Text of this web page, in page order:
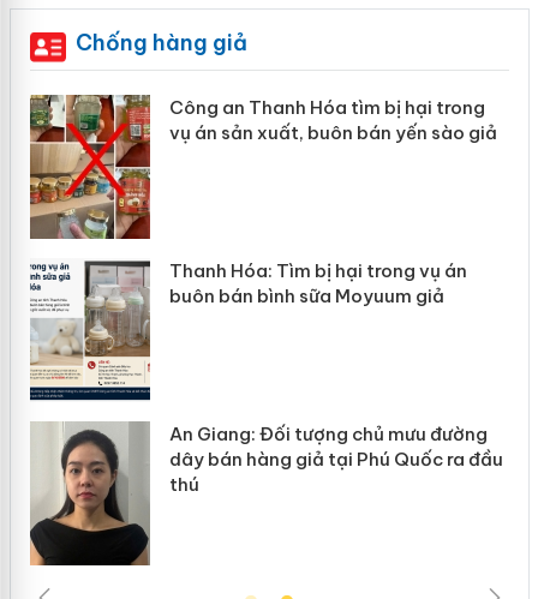
Chống hàng giả
Công an Thanh Hóa tìm bị hại trong
vụ án sản xuất, buôn bán yến sào giả
Thanh Hóa: Tìm bị hại trong vụ án
buôn bán bình sữa Moyuum giả
An Giang: Đối tượng chủ mưu đường
dây bán hàng giả tại Phú Quốc ra đầu
thú